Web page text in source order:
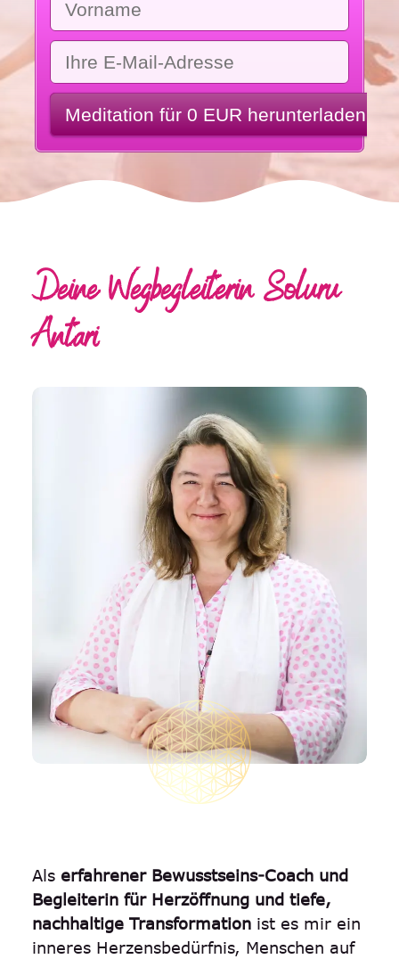
Deine Wegbegleiterin Soluru
Antari
Als erfahrener Bewusstseins-Coach und
Begleiterin für Herzöffnung und tiefe,
nachhaltige Transformationist es mir ein
inneres Herzensbedürfnis, Menschen auf